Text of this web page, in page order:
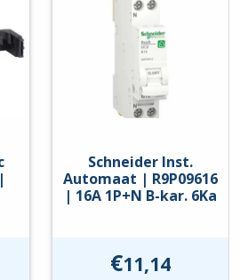
Nee
Schneider Inst.
Automaat | R9P09616
| 16A 1P+N B-kar. 6Ka
€11,14